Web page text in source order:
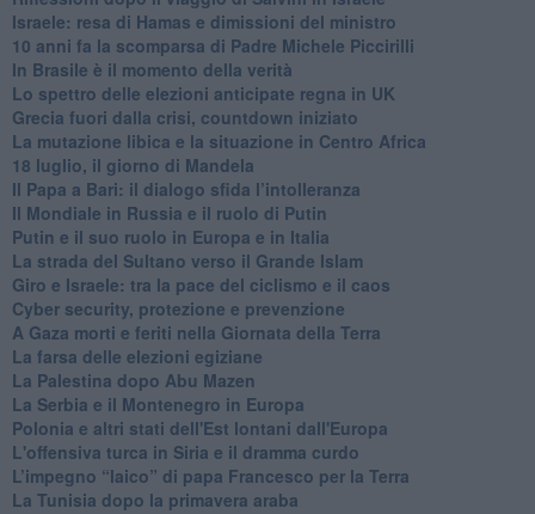
Israele: resa di Hamas e dimissioni del ministro
10 anni fa la scomparsa di Padre Michele Piccirilli
In Brasile è il momento della verità
Lo spettro delle elezioni anticipate regna in UK
Grecia fuori dalla crisi, countdown iniziato
La mutazione libica e la situazione in Centro Africa
18 luglio, il giorno di Mandela
Il Papa a Bari: il dialogo sfida l’intolleranza
Il Mondiale in Russia e il ruolo di Putin
Putin e il suo ruolo in Europa e in Italia
La strada del Sultano verso il Grande Islam
Giro e Israele: tra la pace del ciclismo e il caos
Cyber security, protezione e prevenzione
A Gaza morti e feriti nella Giornata della Terra
La farsa delle elezioni egiziane
La Palestina dopo Abu Mazen
La Serbia e il Montenegro in Europa
Polonia e altri stati dell'Est lontani dall'Europa
L'offensiva turca in Siria e il dramma curdo
L’impegno “laico” di papa Francesco per la Terra
La Tunisia dopo la primavera araba